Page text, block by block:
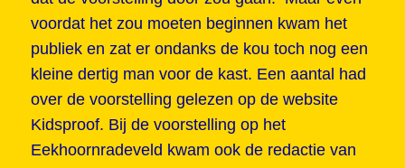
voordat het zou moeten beginnen kwam het
publiek en zat er ondanks de kou toch nog een
kleine dertig man voor de kast. Een aantal had
over de voorstelling gelezen op de website
Kidsproof. Bij de voorstelling op het
Eekhoornradeveld kwam ook de redactie van